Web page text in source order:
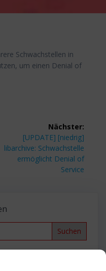
Schwachstellen in
um einen Denial of
Nächster:
Nächster
Beitrag:
[UPDATE] [niedrig]
libarchive: Schwachstelle
ermöglicht Denial of
Service